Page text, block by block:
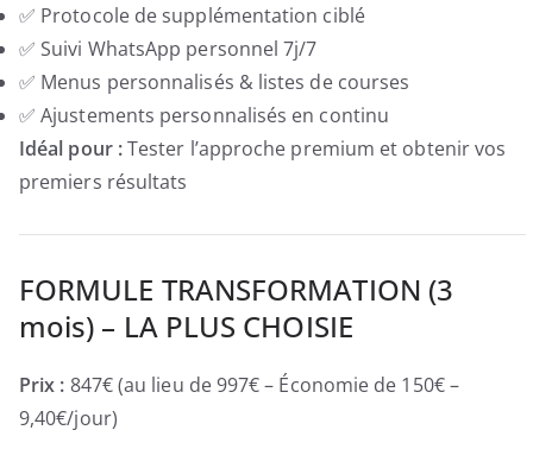
✅ Protocole de supplémentation ciblé
✅ Suivi WhatsApp personnel 7j/7
✅ Menus personnalisés & listes de courses
✅ Ajustements personnalisés en continu
Idéal pour :Tester l’approche premium et obtenir vos
premiers résultats
FORMULE TRANSFORMATION (3
mois) – LA PLUS CHOISIE
Prix : 847€ (au lieu de 997€ – Économie de 150€ –
9,40€/jour)